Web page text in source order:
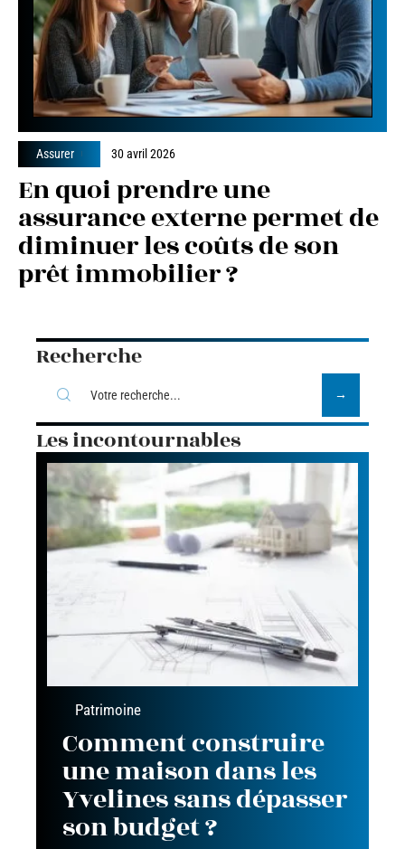
Assurer 30 avril 2026
En quoi prendre une
assurance externe permet de
diminuer les coûts de son
prêt immobilier ?
Recherche
Les incontournables
Patrimoine
Comment construire
une maison dans les
Yvelines sans dépasser
son budget ?